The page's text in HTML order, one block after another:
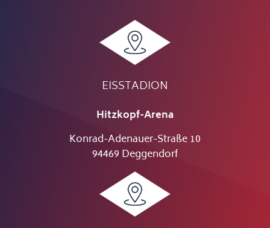
EISSTADION
Hitzkopf-Arena
Konrad-Adenauer-Straße 10
94469 Deggendorf